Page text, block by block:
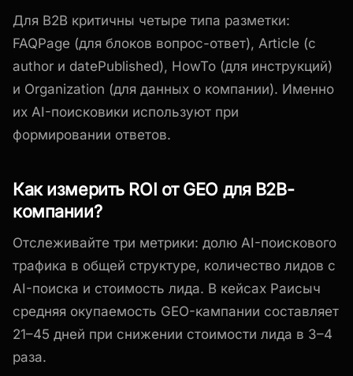
Для B2B критичны четыре типа разметки:
FAQPage (для блоков вопрос-ответ), Article (с
author и datePublished), HowTo (для инструкций)
и Organization (для данных о компании). Именно
их AI-поисковики используют при
формировании ответов.
Как измерить ROI от GEO для B2B-
компании?
Отслеживайте три метрики: долю AI-поискового
трафика в общей структуре, количество лидов с
AI-поиска и стоимость лида. В кейсах Раисыч
средняя окупаемость GEO-кампании составляет
21–45 дней при снижении стоимости лида в 3–4
раза.